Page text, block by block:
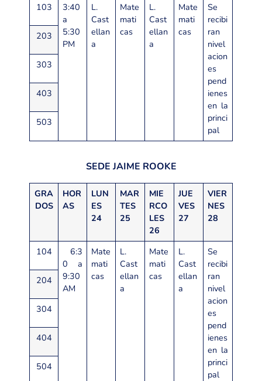
103
3:40
a
5:30
PM
L.
Cast
ellan
a
Mate
mati
cas
L.
Cast
ellan
a
Mate
mati
cas
Se
recibi
ran
nivel
acion
es
pend
ienes
en la
princi
pal
203
303
403
503
SEDE JAIME ROOKE
GRA
DOS
HOR
AS
LUN
ES
24
MAR
TES
25
MIE
RCO
LES
26
JUE
VES
27
VIER
NES
28
104
6:3
0 a
9:30
AM
Mate
mati
cas
L.
Cast
ellan
a
Mate
mati
cas
L.
Cast
ellan
a
Se
recibi
ran
nivel
acion
es
pend
ienes
en la
princi
pal
204
304
404
504